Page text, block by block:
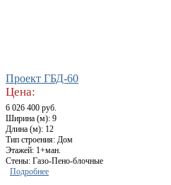
Проект ГБД-60
Цена:
6 026 400 руб.
Ширина (м): 9
Длина (м): 12
Тип строения: Дом
Этажей: 1+ман.
Стены: Газо-Пено-блочные
Подробнее